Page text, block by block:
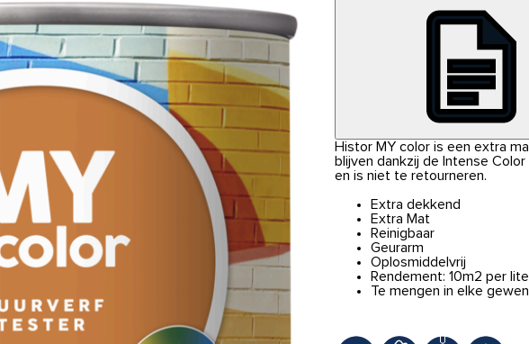
Histor MY color is een extra
blijven dankzij de Intense
en is niet te retourneren.
Extra dekkend
Extra Mat
Reinigbaar
Geurarm
Oplosmiddelvrij
Rendement: 10m2 per
Te mengen in elke